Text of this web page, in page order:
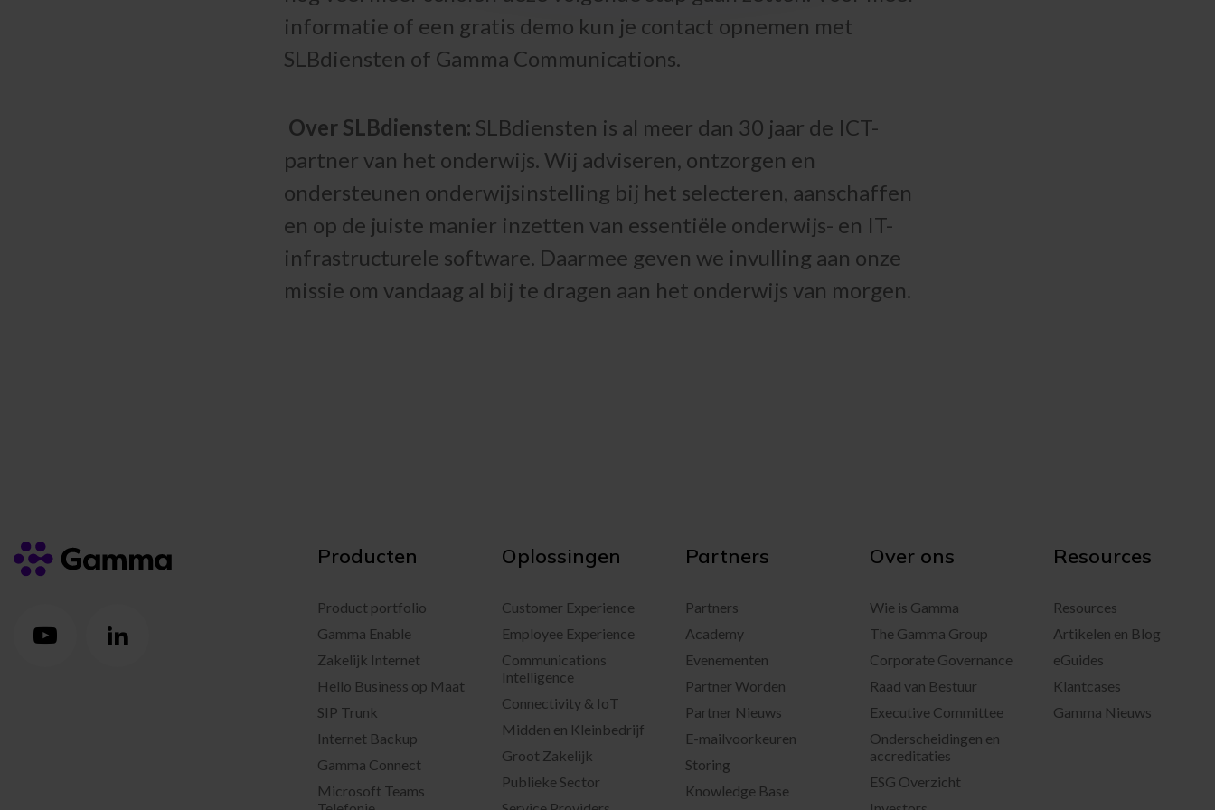
informatie of een gratis demo kun je contact opnemen met
SLBdiensten of Gamma Communications.
Over SLBdiensten: SLBdiensten is al meer dan 30 jaar de ICT-
partner van het onderwijs. Wij adviseren, ontzorgen en
ondersteunen onderwijsinstelling bij het selecteren, aanschaffen
en op de juiste manier inzetten van essentiële onderwijs- en IT-
infrastructurele software. Daarmee geven we invulling aan onze
missie om vandaag al bij te dragen aan het onderwijs van morgen.
Producten
Product portfolio
Gamma Enable
Zakelijk Internet
Hello Business op Maat
SIP Trunk
Internet Backup
Gamma Connect
Microsoft Teams
Oplossingen
Customer Experience
Employee Experience
Communications
Intelligence
Connectivity & IoT
Midden en Kleinbedrijf
Groot Zakelijk
Publieke Sector
Partners
Partners
Academy
Evenementen
Partner Worden
Partner Nieuws
E-mailvoorkeuren
Storing
Knowledge Base
Over ons
Wie is Gamma
The Gamma Group
Corporate Governance
Raad van Bestuur
Executive Committee
Onderscheidingen en
accreditaties
ESG Overzicht
Resources
Resources
Artikelen en Blog
eGuides
Klantcases
Gamma Nieuws